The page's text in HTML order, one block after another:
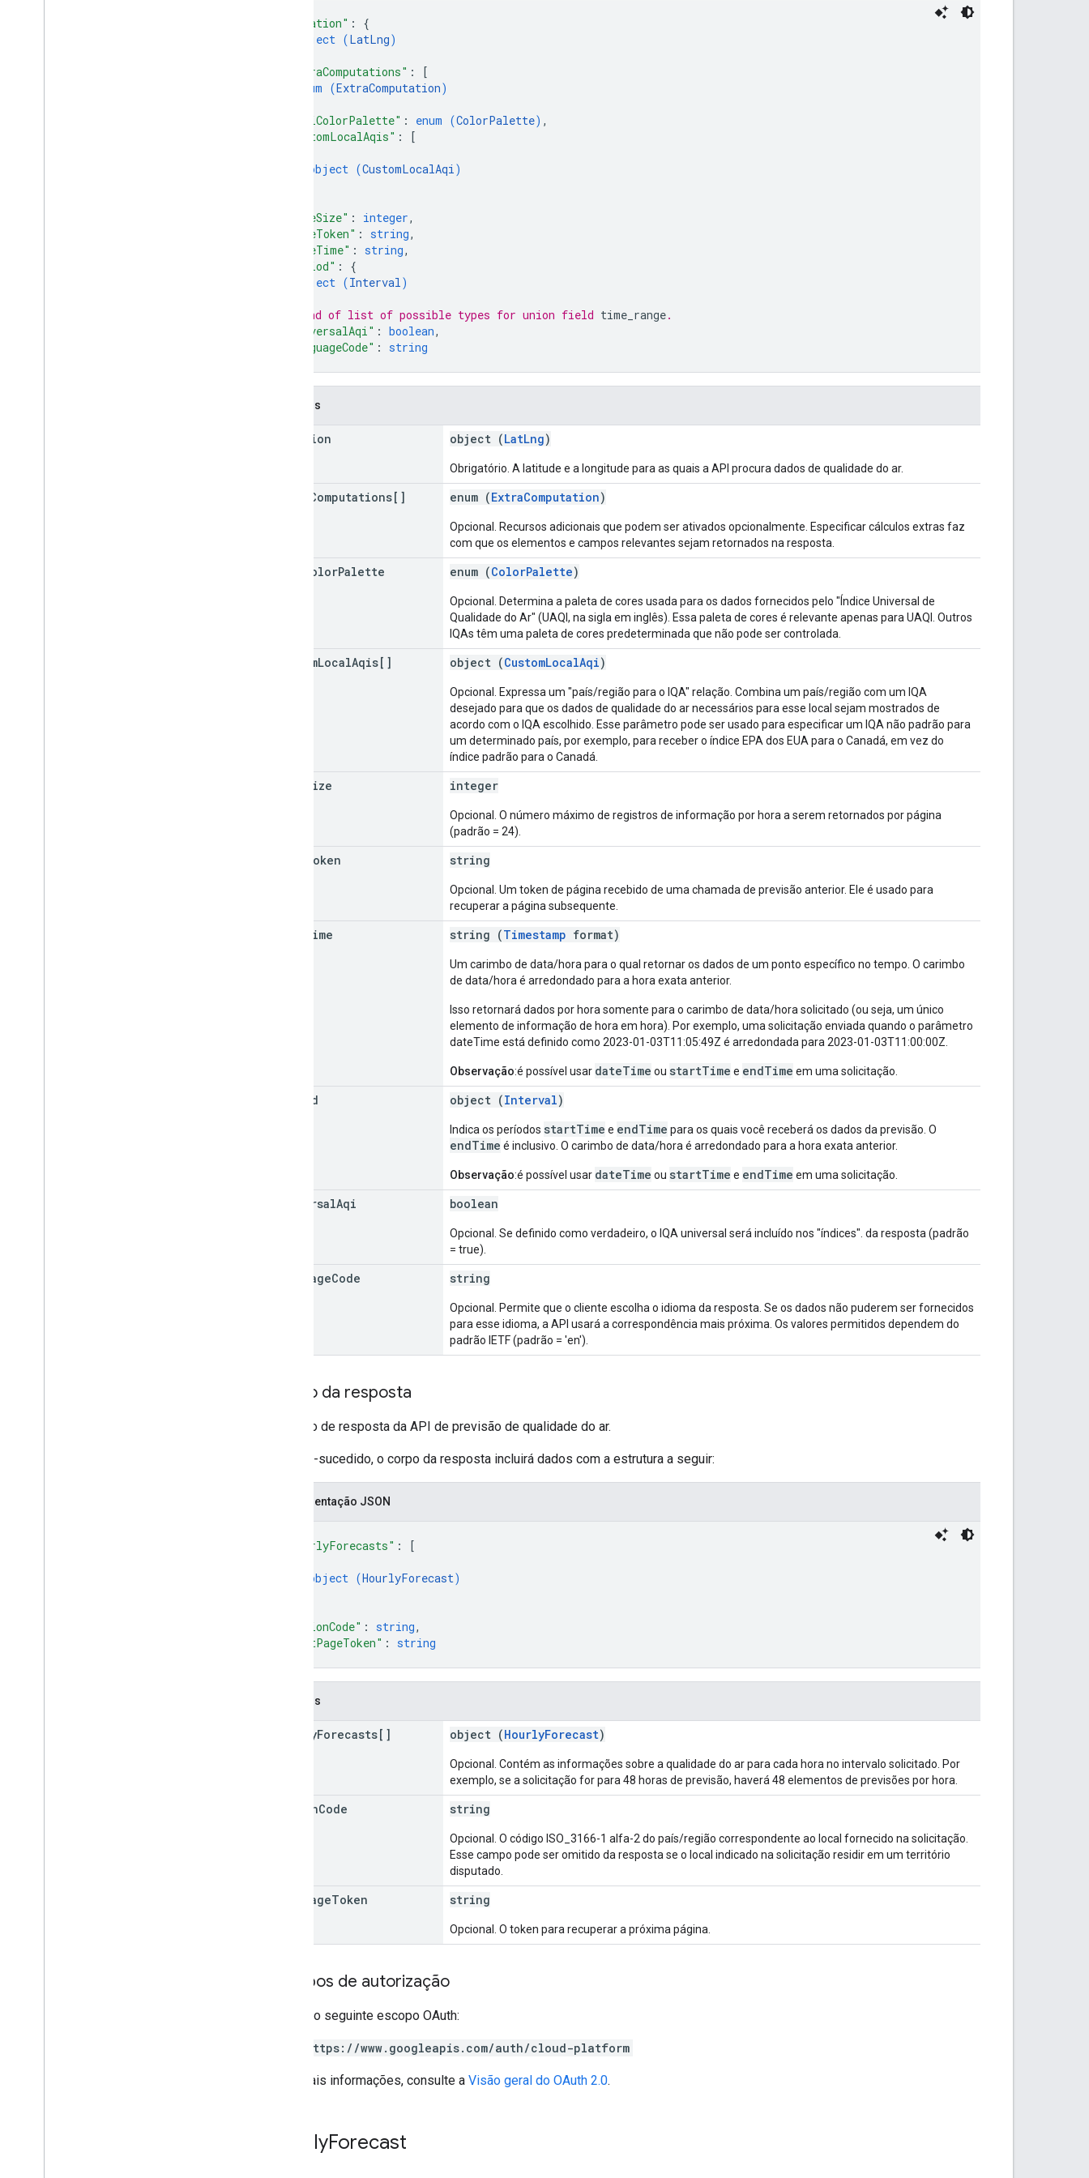
"location" : {
object (LatLng)
"extraComputations" :
[
enum (ExtraComputation)
"uaqiColorPalette" : enum (ColorPalette) ,
"customLocalAqis" :
[
object (CustomLocalAqi)
"pageSize" : integer,
"pageToken" : string,
"dateTime" : string,
"period" : {
object (Interval)
// End of list of possible types for union field time_range.
"universalAqi" : boolean,
"languageCode" : string
Campos
location object (LatLng)
Obrigatório. A latitude e a longitude para as quais a API procura dados de qualidade do ar.
Computations[] enum (ExtraComputation)
Opcional. Recursos adicionais que podem ser ativados opcionalmente. Especificar cálculos extras faz
com que os elementos e campos relevantes sejam retornados na resposta.
ColorPalette enum (ColorPalette)
Opcional. Determina a paleta de cores usada para os dados fornecidos pelo "Índice Universal de
Qualidade do Ar" (UAQI, na sigla em inglês). Essa paleta de cores é relevante apenas para UAQI. Outros
IQAs têm uma paleta de cores predeterminada que não pode ser controlada.
customLocalAqis[] object (CustomLocalAqi)
Opcional. Expressa um "país/região para o IQA" relação. Combina um país/região com um IQA
desejado para que os dados de qualidade do ar necessários para esse local sejam mostrados de
acordo com o IQA escolhido. Esse parâmetro pode ser usado para especificar um IQA não padrão para
um determinado país, por exemplo, para receber o índice EPA dos EUA para o Canadá, em vez do
índice padrão para o Canadá.
Size integer
Opcional. O número máximo de registros de informação por hora a serem retornados por página
(padrão = 24).
Token string
Opcional. Um token de página recebido de uma chamada de previsão anterior. Ele é usado para
recuperar a página subsequente.
Time string (Timestamp format)
Um carimbo de data/hora para o qual retornar os dados de um ponto específico no tempo. O carimbo
de data/hora é arredondado para a hora exata anterior.
Isso retornará dados por hora somente para o carimbo de data/hora solicitado (ou seja, um único
elemento de informação de hora em hora). Por exemplo, uma solicitação enviada quando o parâmetro
dateTime está definido como 2023-01-03T11:05:49Z é arredondada para 2023-01-03T11:00:00Z.
Observação:é possível usar dateTime ou startTime e endTime em uma solicitação.
period object (Interval)
Indica os períodos startTime e endTime para os quais você receberá os dados da previsão. O
endTime é inclusivo. O carimbo de data/hora é arredondado para a hora exata anterior.
Observação:é possível usar dateTime ou startTime e endTime em uma solicitação.
universalAqi boolean
Opcional. Se definido como verdadeiro, o IQA universal será incluído nos "índices". da resposta (padrão
= true).
languageCode string
Opcional. Permite que o cliente escolha o idioma da resposta. Se os dados não puderem ser fornecidos
para esse idioma, a API usará a correspondência mais próxima. Os valores permitidos dependem do
padrão IETF (padrão = 'en').
Corpo da resposta
O objeto de resposta da API de previsão de qualidade do ar.
Se bem-sucedido, o corpo da resposta incluirá dados com a estrutura a seguir:
Representação JSON
"hourlyForecasts" :
[
object (HourlyForecast)
"regionCode" : string,
"nextPageToken" : string
Campos
hourlyForecasts[] object (HourlyForecast)
Opcional. Contém as informações sobre a qualidade do ar para cada hora no intervalo solicitado. Por
exemplo, se a solicitação for para 48 horas de previsão, haverá 48 elementos de previsões por hora.
regionCode string
Opcional. O código ISO_3166-1 alfa-2 do país/região correspondente ao local fornecido na solicitação.
Esse campo pode ser omitido da resposta se o local indicado na solicitação residir em um território
disputado.
PageToken string
Opcional. O token para recuperar a próxima página.
Escopos de autorização
Requer o seguinte escopo OAuth:
https://www.googleapis.com/auth/cloud-platform
Para mais informações, consulte a Visão geral do OAuth 2.0.
HourlyForecast